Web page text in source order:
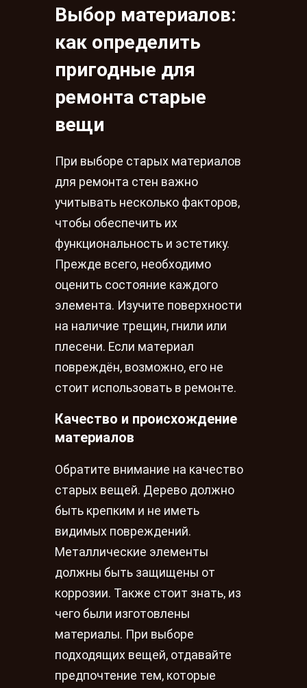
Выбор материалов:
как определить
пригодные для
ремонта старые
вещи
При выборе старых материалов
для ремонта стен важно
учитывать несколько факторов,
чтобы обеспечить их
функциональность и эстетику.
Прежде всего, необходимо
оценить состояние каждого
элемента. Изучите поверхности
на наличие трещин, гнили или
плесени. Если материал
повреждён, возможно, его не
стоит использовать в ремонте.
Качество и происхождение
материалов
Обратите внимание на качество
старых вещей. Дерево должно
быть крепким и не иметь
видимых повреждений.
Металлические элементы
должны быть защищены от
коррозии. Также стоит знать, из
чего были изготовлены
материалы. При выборе
подходящих вещей, отдавайте
предпочтение тем, которые